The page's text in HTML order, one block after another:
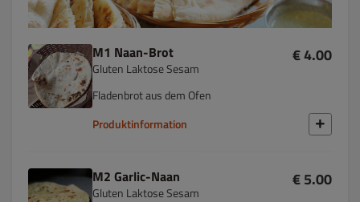
M1 Naan-Brot
Gluten Laktose Sesam
€ 4.00
Fladenbrot aus dem Ofen
Produktinformation
M2 Garlic-Naan
Gluten Laktose Sesam
€ 5.00